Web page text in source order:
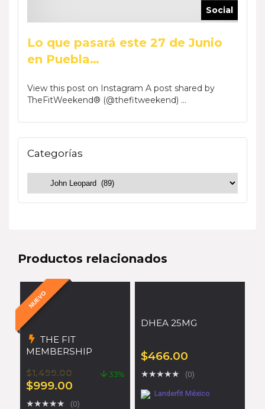
Social
Lo que pasará este 27 de Junio
en Puebla…
View this post on Instagram A post shared by
TheFitWeekend® (@thefitweekend) ...
Categorías
Productos relacionados
NUEVO
THE FIT
MEMBERSHIP
$1,499.00
$999.00
33%
★★★★★ (0)
DHEA 25MG
$466.00
★★★★★ (0)
Landerfit México